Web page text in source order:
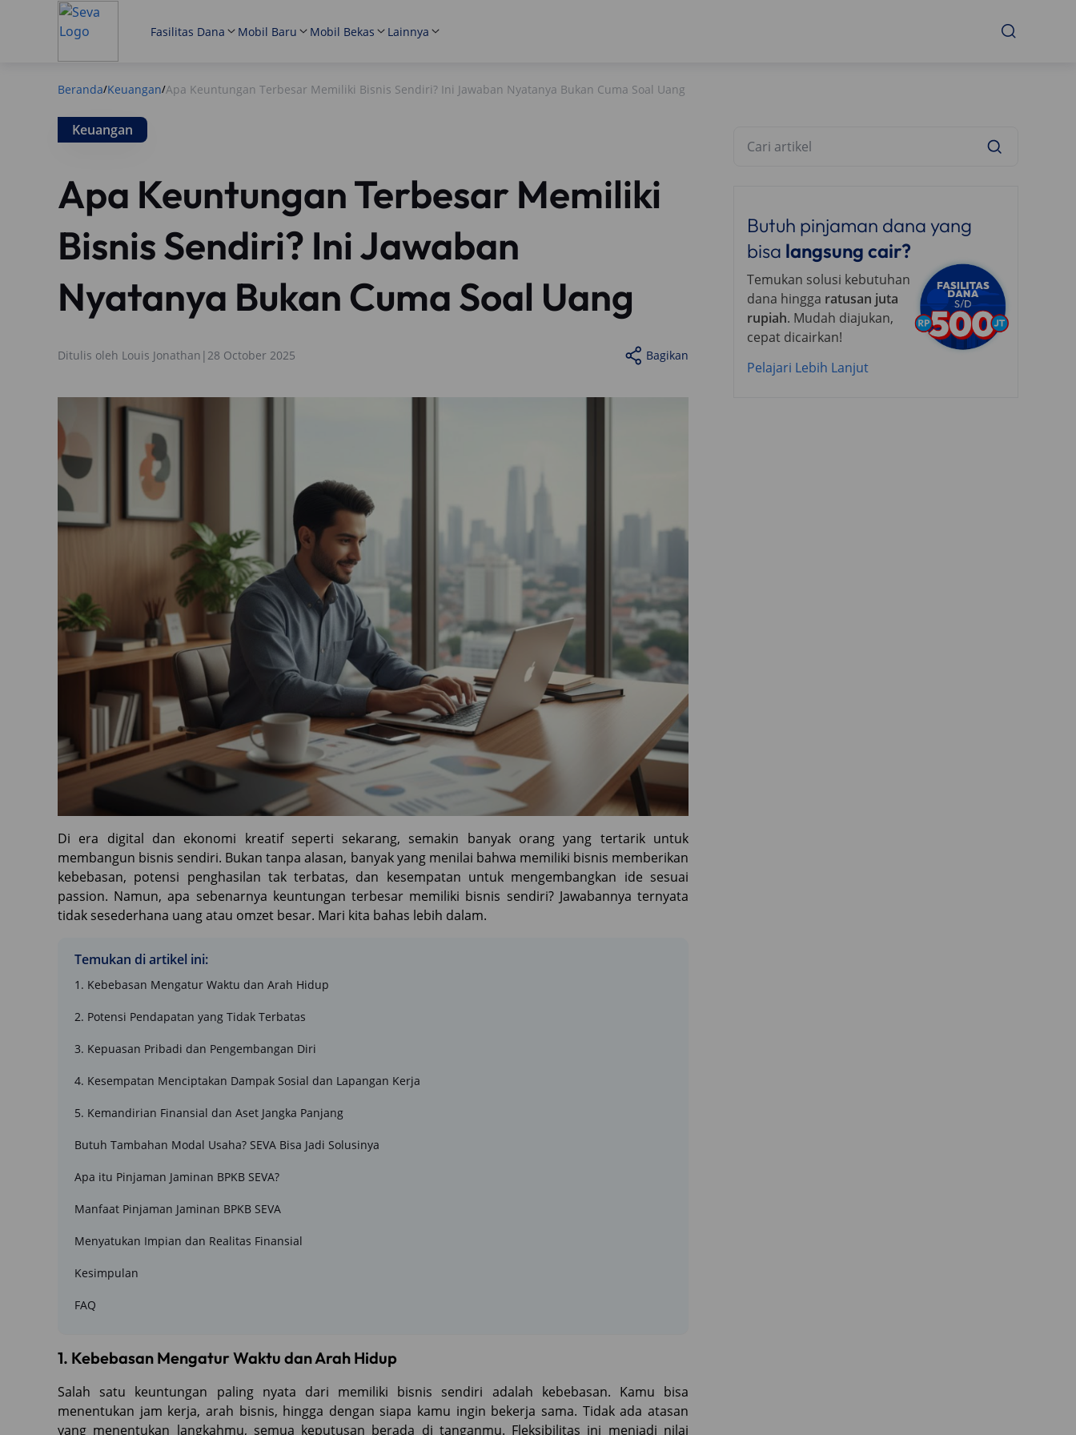
Fasilitas Dana Mobil Baru Mobil Bekas Lainnya
Beranda/Keuangan/Apa Keuntungan Terbesar Memiliki Bisnis Sendiri? Ini Jawaban Nyatanya Bukan Cuma Soal Uang
Keuangan
Apa Keuntungan Terbesar Memiliki
Bisnis Sendiri? Ini Jawaban
Nyatanya Bukan Cuma Soal Uang
Ditulis oleh Louis Jonathan | 28 October 2025 Bagikan
Di era digital dan ekonomi kreatif seperti sekarang, semakin banyak orang yang tertarik untuk
membangun bisnis sendiri. Bukan tanpa alasan, banyak yang menilai bahwa memiliki bisnis memberikan
kebebasan, potensi penghasilan tak terbatas, dan kesempatan untuk mengembangkan ide sesuai
passion. Namun, apa sebenarnya keuntungan terbesar memiliki bisnis sendiri? Jawabannya ternyata
tidak sesederhana uang atau omzet besar. Mari kita bahas lebih dalam.
Temukan di artikel ini:
1. Kebebasan Mengatur Waktu dan Arah Hidup
2. Potensi Pendapatan yang Tidak Terbatas
3. Kepuasan Pribadi dan Pengembangan Diri
4. Kesempatan Menciptakan Dampak Sosial dan Lapangan Kerja
5. Kemandirian Finansial dan Aset Jangka Panjang
Butuh Tambahan Modal Usaha? SEVA Bisa Jadi Solusinya
Apa itu Pinjaman Jaminan BPKB SEVA?
Manfaat Pinjaman Jaminan BPKB SEVA
Menyatukan Impian dan Realitas Finansial
Kesimpulan
FAQ
1. Kebebasan Mengatur Waktu dan Arah Hidup
Salah satu keuntungan paling nyata dari memiliki bisnis sendiri adalah kebebasan. Kamu bisa
menentukan jam kerja, arah bisnis, hingga dengan siapa kamu ingin bekerja sama. Tidak ada atasan
yang menentukan langkahmu, semua keputusan berada di tanganmu. Fleksibilitas ini menjadi nilai
Butuh pinjaman dana yang
bisa langsung cair?
Temukan solusi kebutuhan
dana hingga ratusan juta
rupiah. Mudah diajukan,
cepat dicairkan!
Pelajari Lebih Lanjut